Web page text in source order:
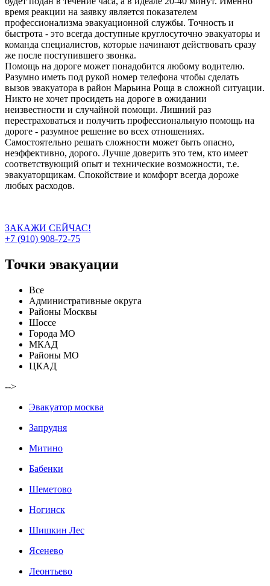
время реакции на заявку является показателем
профессионализма эвакуационной службы. Точность и
быстрота - это всегда доступные круглосуточно эвакуаторы и
команда специалистов, которые начинают действовать сразу
же после поступившего звонка.
Помощь на дороге может понадобится любому водителю.
Разумно иметь под рукой номер телефона чтобы сделать
вызов эвакуатора в район Марьина Роща в сложной ситуации.
Никто не хочет просидеть на дороге в ожидании
неизвестности и случайной помощи. Лишний раз
перестраховаться и получить профессиональную помощь на
дороге - разумное решение во всех отношениях.
Самостоятельно решать сложности может быть опасно,
неэффективно, дорого. Лучше доверить это тем, кто имеет
соответствующий опыт и технические возможности, т.е.
эвакуаторщикам. Спокойствие и комфорт всегда дороже
любых расходов.
ЗАКАЖИ СЕЙЧАС!
+7 (910) 908-72-75
Точки эвакуации
Все
Административные округа
Районы Москвы
Шоссе
Города МО
МКАД
Районы МО
ЦКАД
-->
Эвакуатор москва
Запрудня
Митино
Бабенки
Шеметово
Ногинск
Шишкин Лес
Ясенево
Леонтьево